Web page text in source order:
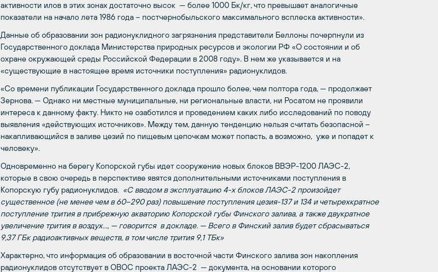
активности илов в этих зонах достаточно высок — более 1000 Бк/кг, что превышает аналогичные
показатели на начало лета 1986 года – постчернобыльского максимального всплеска активности».
Данные об образовании зон радионуклидного загрязнения представители Беллоны почерпнули из
Государственного доклада Министерства природных ресурсов и экологии РФ «О состоянии и об
охране окружающей среды Российской Федерации в 2008 году». В нем же указывается и на
«существующие в настоящее время источники поступления» радионуклидов.
«Со времени публикации Государственного доклада прошло более, чем полтора года, — продолжает
Зернова. — Однако ни местные муниципальные, ни региональные власти, ни Росатом не проявили
интереса к данному факту. Никто не озаботился и проведением каких либо исследований по поводу
выявления «действующих источников». Между тем, данную тенденцию нельзя считать безопасной –
накапливающийся в заливе цезий по пищевым цепочкам может попасть, а возможно, уже и попадет к
человеку».
Одновременно на берегу Копорской губы идет сооружение новых блоков ВВЭР-1200 ЛАЭС-2,
которые в свою очередь в перспективе явятся дополнительными источниками поступления в
Копорскую губу радионуклидов. «С вводом в эксплуатацию 4-х блоков ЛАЭС-2 произойдет
существенное (не менее чем в 60–290 раз) повышение поступления цезия-137 и 134 и четырехкратное
поступление трития в прибрежную акваторию Копорской губы Финского залива, а также двукратное
увеличение трития в воздух…, — говорится в докладе. — Всего в Финский залив будет сбрасываться
9,37 ГБк радиоактивных веществ, в том числе трития 9,1 ТБк»
Характерно, что информация об образовании в восточной части Финского залива зон накопления
радионуклидов отсутствует в ОВОС проекта ЛАЭС-2 — документа, на основании которого